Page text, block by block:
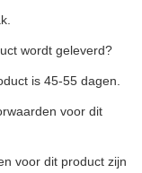
wordt geleverd?
is 45-55 dagen.
voor dit
voor dit product zijn